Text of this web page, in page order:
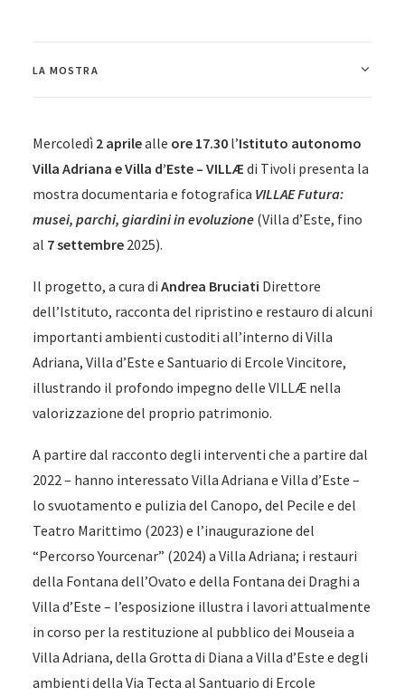
LA MOSTRA
Mercoledì 2 aprilealle ore 17.30 l’Istituto autonomo
Villa Adriana e Villa d’Este – VILLÆ di Tivoli presenta la
mostra documentaria e fotografica VILLAE Futura:
musei, parchi, giardini in evoluzione (Villa d’Este, fino
al 7 settembre 2025).
Il progetto, a cura di Andrea Bruciati Direttore
dell’Istituto, racconta del ripristino e restauro di alcuni
importanti ambienti custoditi all’interno di Villa
Adriana, Villa d’Este e Santuario di Ercole Vincitore,
illustrando il profondo impegno delle VILLÆ nella
valorizzazione del proprio patrimonio.
A partire dal racconto degli interventi che a partire dal
2022 – hanno interessato Villa Adriana e Villa d’Este –
lo svuotamento e pulizia del Canopo, del Pecile e del
Teatro Marittimo (2023) e l’inaugurazione del
“Percorso Yourcenar” (2024) a Villa Adriana; i restauri
della Fontana dell’Ovato e della Fontana dei Draghi a
Villa d’Este – l’esposizione illustra i lavori attualmente
in corso per la restituzione al pubblico dei Mouseia a
Villa Adriana, della Grotta di Diana a Villa d’Este e degli
ambienti della Via Tecta al Santuario di Ercole